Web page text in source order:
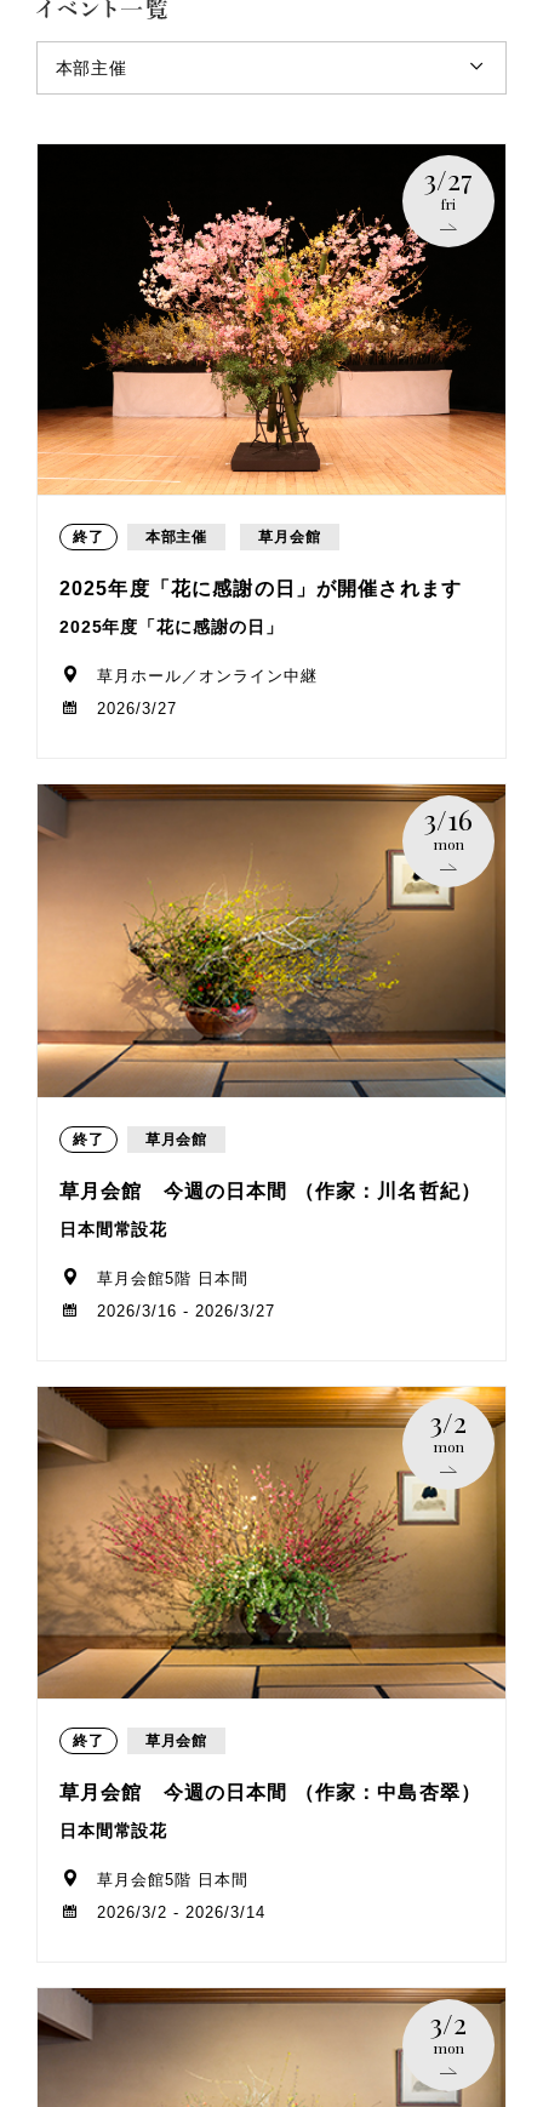
本部主催
3/27
fri
終了 本部主催 草月会館
2025年度「花に感謝の日」が開催されます
2025年度「花に感謝の日」
草月ホール／オンライン中継
2026/3/27
3/16
mon
終了 草月会館
草月会館 今週の日本間 （作家：川名哲紀）
日本間常設花
草月会館5階 日本間
2026/3/16 - 2026/3/27
3/2
mon
終了 草月会館
草月会館 今週の日本間 （作家：中島杏翠）
日本間常設花
草月会館5階 日本間
2026/3/2 - 2026/3/14
3/2
mon